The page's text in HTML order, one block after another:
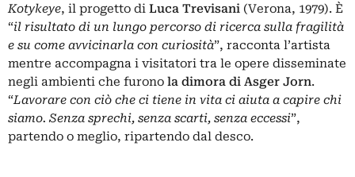
Kotykeye, il progetto di Luca Trevisani (Verona, 1979). È
“il risultato di un lungo percorso di ricerca sulla fragilità
e su come avvicinarla con curiosità”, racconta l’artista
mentre accompagna i visitatori tra le opere disseminate
negli ambienti che furono la dimora di Asger Jorn.
“Lavorare con ciò che ci tiene in vita ci aiuta a capire chi
siamo. Senza sprechi, senza scarti, senza eccessi”,
partendo o meglio, ripartendo dal desco.